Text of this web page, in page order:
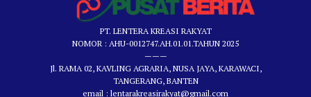
PT. LENTERA KREASI RAKYAT
NOMOR : AHU-0012747.AH.01.01.TAHUN 2025
———
Jl. RAMA 02, KAVLING AGRARIA, NUSA JAYA, KARAWACI,
TANGERANG, BANTEN
email : lentarakreasirakyat@gmail.com